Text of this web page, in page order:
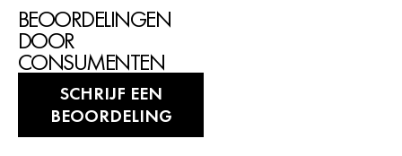
BEOORDELINGEN
DOOR
CONSUMENTEN
SCHRIJF EEN
BEOORDELING